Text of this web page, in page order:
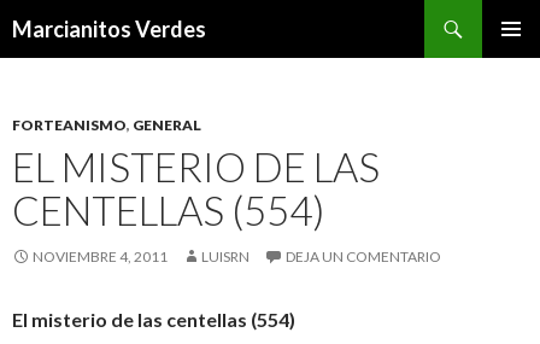
Marcianitos Verdes
FORTEANISMO, GENERAL
EL MISTERIO DE LAS
CENTELLAS (554)
NOVIEMBRE 4, 2011 LUISRN DEJA UN COMENTARIO
El misterio de las centellas (554)